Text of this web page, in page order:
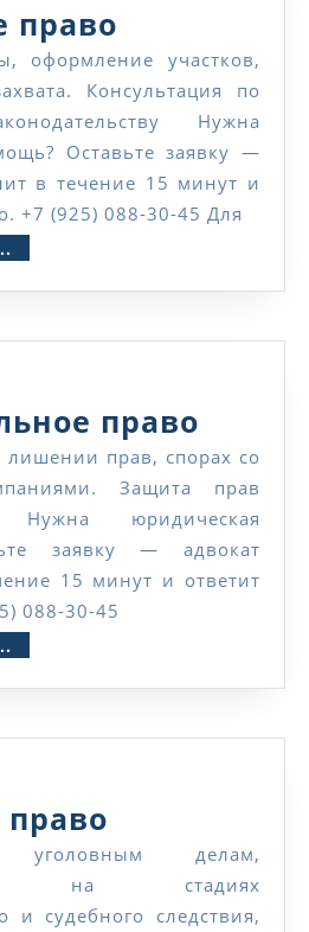
право
право
Консультация по
Нужна
Оставьте заявку —
в течение 15 минут и
+7 (925) 088-30-45 Для
право
право
Защита прав
Нужна юридическая
заявку — адвокат
15 минут и ответит
088-30-45
право
право
на стадиях
и судебного следствия,